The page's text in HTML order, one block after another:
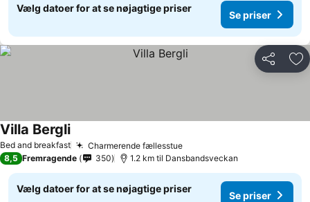
Vælg datoer for at se nøjagtige priser
Se priser
Del
Bed and breakfast Charmerende fællesstue
Villa Bergli
8,5 Fremragende 350 1.2 km til Dansbandsveckan
Vælg datoer for at se nøjagtige priser
Se priser